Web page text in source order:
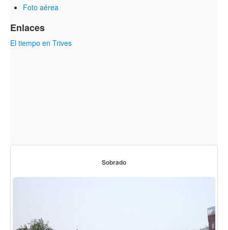
Foto aérea
Enlaces
El tiempo en Trives
Sobrado